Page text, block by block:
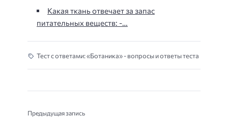
Какая ткань отвечает за запас
питательных веществ: -…
Тест с ответами: «Ботаника» - вопросы и ответы теста
Предыдущая запись